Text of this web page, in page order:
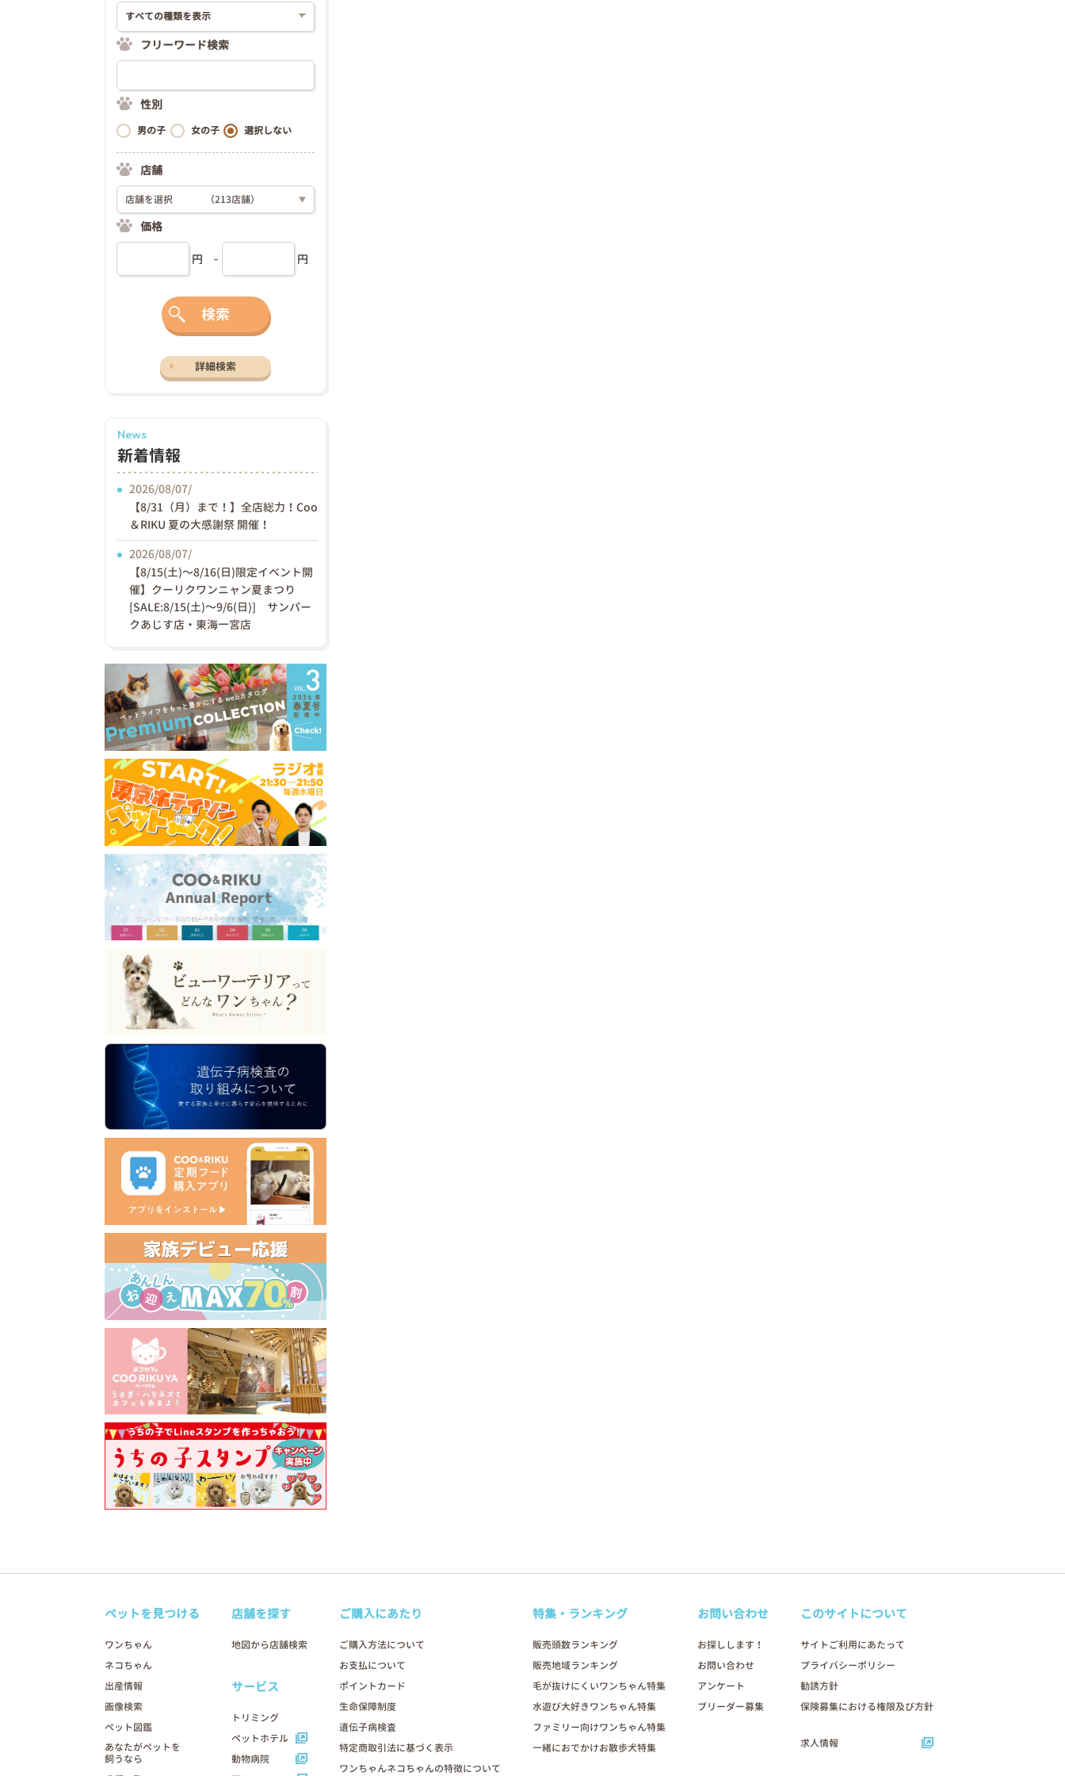
フリーワード検索
性別
男の子 女の子 選択しない
店舗
店舗を選択 （213店舗） ▼
価格
円 円
検索
詳細検索
News
新着情報
2026/08/07/
【8/31（月）まで！】全店総力！Coo
＆RIKU 夏の大感謝祭 開催！
2026/08/07/
【8/15(土)〜8/16(日)限定イベント開
催】クーリクワンニャン夏まつり
[SALE:8/15(土)～9/6(日)] サンパー
クあじす店・東海一宮店
ペットを見つける
ワンちゃん
ネコちゃん
出産情報
画像検索
ペット図鑑
あなたがペットを
飼うなら
店舗を探す
地図から店舗検索
サービス
トリミング
ペットホテル
動物病院
ご購入にあたり
ご購入方法について
お支払について
ポイントカード
生命保障制度
遺伝子病検査
特定商取引法に基づく表示
ワンちゃんネコちゃんの特徴について
特集・ランキング
販売頭数ランキング
販売地域ランキング
毛が抜けにくいワンちゃん特集
水遊び大好きワンちゃん特集
ファミリー向けワンちゃん特集
一緒におでかけお散歩犬特集
お問い合わせ
お探しします！
お問い合わせ
アンケート
ブリーダー募集
このサイトについて
サイトご利用にあたって
プライバシーポリシー
勧誘方針
保険募集における権限及び方針
求人情報